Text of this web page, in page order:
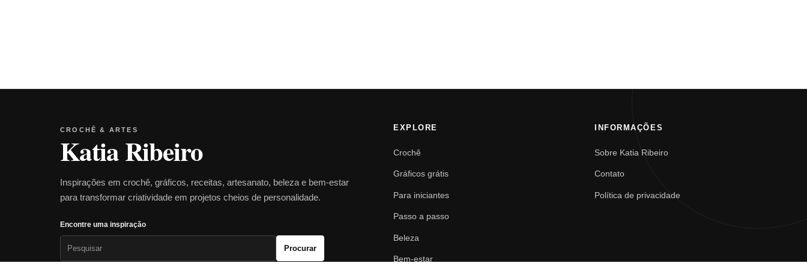
CROCHÊ & ARTES
Katia Ribeiro
Inspirações em crochê, gráficos, receitas, artesanato, beleza e bem-estar
para transformar criatividade em projetos cheios de personalidade.
Encontre uma inspiração
Procurar
EXPLORE
Crochê
Gráficos grátis
Para iniciantes
Passo a passo
Beleza
Bem-estar
INFORMAÇÕES
Sobre Katia Ribeiro
Contato
Política de privacidade